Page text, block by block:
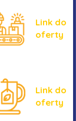
Link do
oferty
Link do
oferty